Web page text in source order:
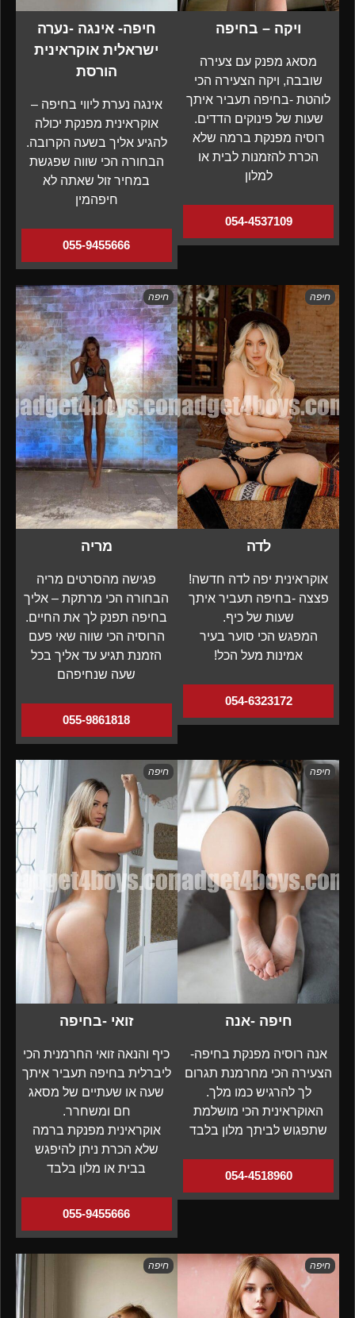
ויקה – בחיפה
מסאג מפנק עם צעירה
שובבה, ויקה הצעירה הכי
לוהטת -בחיפה תעביר איתך
שעות של פינוקים הדדים.
רוסיה מפנקת ברמה שלא
הכרת להזמנות לבית או
למלון
054-4537109
חיפה- אינגה -נערה
ישראלית אוקראינית
הורסת
אינגה נערת ליווי בחיפה –
אוקראינית מפנקת יכולה
להגיע אליך בשעה הקרובה.
הבחורה הכי שווה שפגשת
במחיר זול שאתה לא
חיפהמין
055-9455666
חיפה
לדה
אוקראינית יפה לדה חדשה!
פצצה -בחיפה תעביר איתך
שעות של כיף.
המפגש הכי סוער בעיר
אמינות מעל הכל!
054-6323172
חיפה
מריה
פגישה מהסרטים מריה
הבחורה הכי מרתקת – אליך
בחיפה תפנק לך את החיים.
הרוסיה הכי שווה שאי פעם
הזמנת תגיע עד אליך בכל
שעה שנחיפהם
055-9861818
חיפה
חיפה -אנה
אנה רוסיה מפנקת בחיפה-
הצעירה הכי מחרמנת תגרום
לך להרגיש כמו מלך.
האוקראינית הכי מושלמת
שתפגוש לביתך מלון בלבד
054-4518960
חיפה
זואי -בחיפה
כיף והנאה זואי החרמנית הכי
ליברלית בחיפה תעביר איתך
שעה או שעתיים של מסאג
חם ומשחרר.
אוקראינית מפנקת ברמה
שלא הכרת ניתן להיפגש
בבית או מלון בלבד
055-9455666
חיפה חיפה